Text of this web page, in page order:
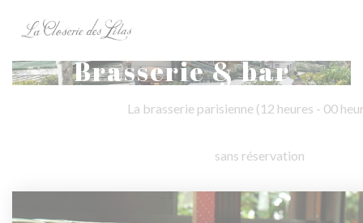
Brasserie & bar
La brasserie parisienne (12 heures - 00
sans réservation